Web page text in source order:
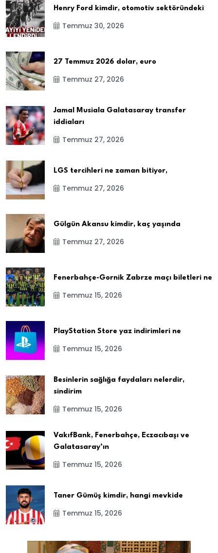
Henry Ford kimdir, otomotiv sektöründeki
Temmuz 30, 2026
27 Temmuz 2026 dolar, euro
Temmuz 27, 2026
Jamal Musiala Galatasaray transfer
iddiaları
Temmuz 27, 2026
LGS tercihleri ne zaman bitiyor,
Temmuz 27, 2026
Gülgün Akansu kimdir, kaç yaşında
Temmuz 27, 2026
Fenerbahçe-Gornik Zabrze maçı biletleri ne
Temmuz 15, 2026
PlayStation Store yaz indirimleri ne
Temmuz 15, 2026
Besinlerin sağlığa faydaları nelerdir,
sindirim
Temmuz 15, 2026
VakıfBank, Fenerbahçe, Eczacıbaşı ve
Galatasaray’ın
Temmuz 15, 2026
Taner Gümüş kimdir, hangi mevkide
Temmuz 15, 2026